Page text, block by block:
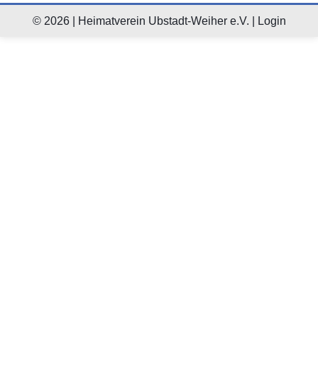
© 2026 | Heimatverein Ubstadt-Weiher e.V. | Login